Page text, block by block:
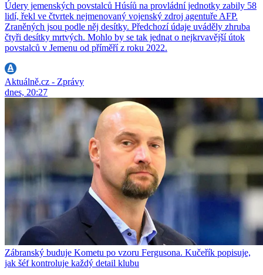
Údery jemenských povstalců Húsíů na provládní jednotky zabily 58
lidí, řekl ve čtvrtek nejmenovaný vojenský zdroj agentuře AFP.
Zraněných jsou podle něj desítky. Předchozí údaje uváděly zhruba
čtyři desítky mrtvých. Mohlo by se tak jednat o nejkrvavější útok
povstalců v Jemenu od příměří z roku 2022.
Aktuálně.cz - Zprávy
dnes, 20:27
Zábranský buduje Kometu po vzoru Fergusona. Kučeřík popisuje,
jak šéf kontroluje každý detail klubu